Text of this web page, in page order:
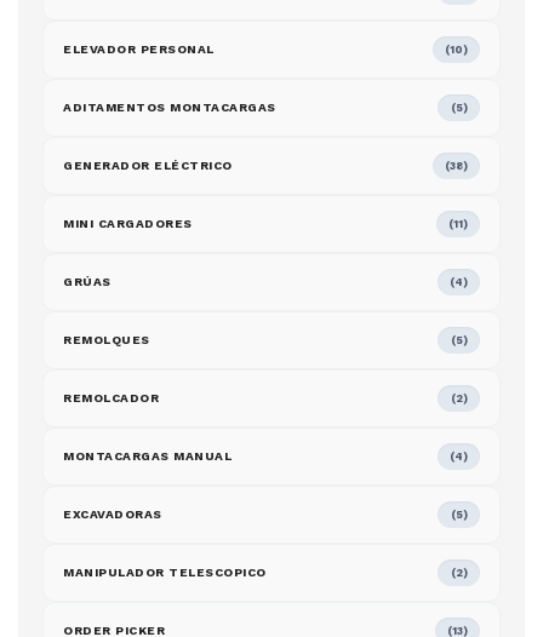
ELEVADOR PERSONAL (10)
ADITAMENTOS MONTACARGAS (5)
GENERADOR ELÉCTRICO (38)
MINI CARGADORES (11)
GRÚAS (4)
REMOLQUES (5)
REMOLCADOR (2)
MONTACARGAS MANUAL (4)
EXCAVADORAS (5)
MANIPULADOR TELESCOPICO (2)
ORDER PICKER (13)